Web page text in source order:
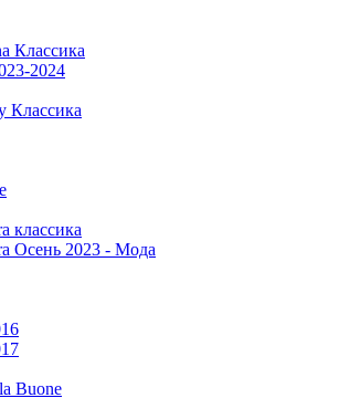
Классика
2024
Классика
классика
Осень 2023 - Мода
Buone